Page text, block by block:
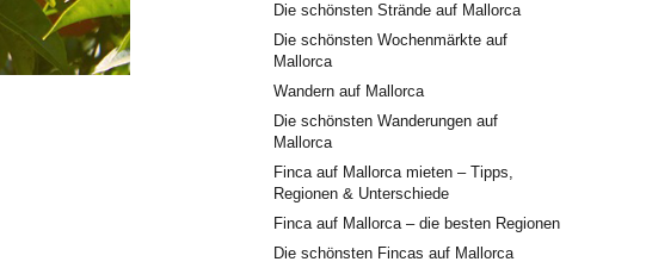
Die schönsten Strände auf Mallorca
Die schönsten Wochenmärkte auf
Mallorca
Wandern auf Mallorca
Die schönsten Wanderungen auf
Mallorca
Finca auf Mallorca mieten – Tipps,
Regionen & Unterschiede
Finca auf Mallorca – die besten Regionen
Die schönsten Fincas auf Mallorca